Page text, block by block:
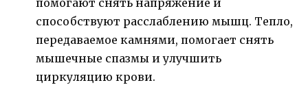
способствуют расслаблению мышц. Тепло,
передаваемое камнями, помогает снять
мышечные спазмы и улучшить
циркуляцию крови.